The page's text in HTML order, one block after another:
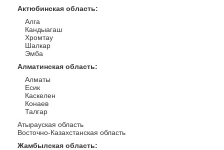
Актюбинская область:
Алга
Кандыагаш
Хромтау
Шалкар
Эмба
Алматинская область:
Алматы
Есик
Каскелен
Конаев
Талгар
Атырауская область
Восточно-Казахстанская область
Жамбылская область: